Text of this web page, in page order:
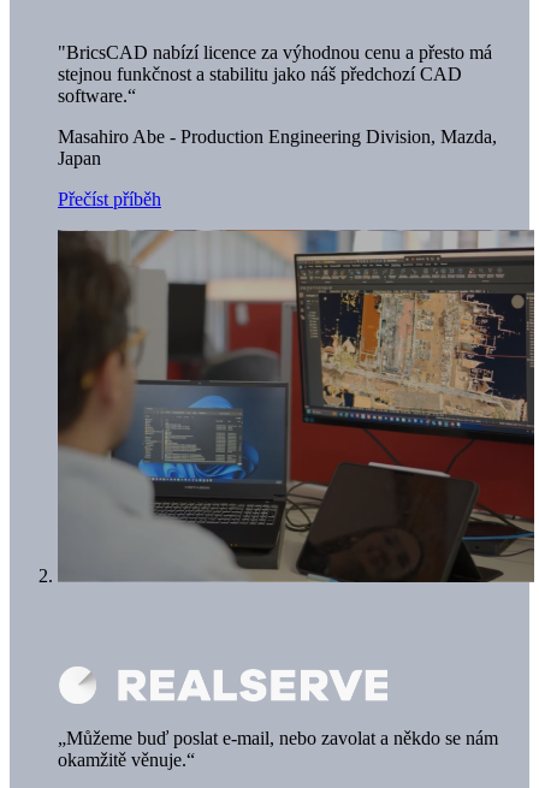
"BricsCAD nabízí licence za výhodnou cenu a přesto má
stejnou funkčnost a stabilitu jako náš předchozí CAD
software.“
Masahiro Abe - Production Engineering Division, Mazda,
Japan
Přečíst příběh
„Můžeme buď poslat e-mail, nebo zavolat a někdo se nám
okamžitě věnuje.“